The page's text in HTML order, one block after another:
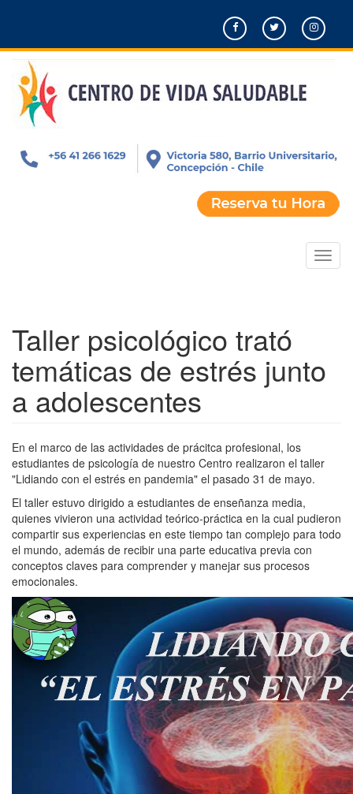
principal
Taller psicológico trató
temáticas de estrés junto
a adolescentes
En el marco de las actividades de prácitca profesional, los
estudiantes de psicología de nuestro Centro realizaron el taller
"Lidiando con el estrés en pandemia" el pasado 31 de mayo.
El taller estuvo dirigido a estudiantes de enseñanza media,
quienes vivieron una actividad teórico-práctica en la cual pudieron
compartir sus experiencias en este tiempo tan complejo para todo
el mundo, además de recibir una parte educativa previa con
conceptos claves para comprender y manejar sus procesos
emocionales.